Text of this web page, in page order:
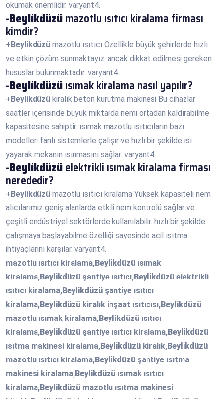
okumak önemlidir. varyant4.
-Beylikdüzümazotlu ısıtıcı kiralama firması
kimdir?
+ Beylikdüzü mazotlu ısıtıcı Özellikle büyük şehirlerde hızlı
ve etkin çözüm sunmaktayız. ancak dikkat edilmesi gereken
hususlar bulunmaktadır. varyant4.
-Beylikdüzüısımak kiralama nasıl yapılır?
+ Beylikdüzü kiralık beton kurutma makinesi Bu cihazlar
saatler içerisinde büyük miktarda nemi ortadan kaldırabilme
kapasitesine sahiptir. ısımak mazotlu ısıtıcıların bazı
modelleri fanlı sistemlerle çalışır ve hızlı bir şekilde ısı
yayarak mekanın ısınmasını sağlar. varyant4.
-Beylikdüzüelektrikli ısımak kiralama firması
nerededir?
+ Beylikdüzü mazotlu ısıtıcı kiralama Yüksek kapasiteli nem
alıcılarımız geniş alanlarda etkili nem kontrolü sağlar ve
çeşitli endüstriyel sektörlerde kullanılabilir. hızlı bir şekilde
çalışmaya başlayabilme özelliği sayesinde acil ısıtma
ihtiyaçlarını karşılar. varyant4.
mazotlu ısıtıcı kiralama,Beylikdüzü ısımak
kiralama,Beylikdüzü şantiye ısıtıcı,Beylikdüzü elektrikli
ısıtıcı kiralama,Beylikdüzü şantiye ısıtıcı
kiralama,Beylikdüzü kiralık inşaat ısıtıcısı,Beylikdüzü
mazotlu ısımak kiralama,Beylikdüzü ısıtıcı
kiralama,Beylikdüzü şantiye ısıtıcı kiralama,Beylikdüzü
ısıtma makinesi kiralama,Beylikdüzü kiralık,Beylikdüzü
mazotlu ısıtıcı kiralama,Beylikdüzü şantiye ısıtma
makinesi kiralama,Beylikdüzü ısımak ısıtıcı
kiralama,Beylikdüzü mazotlu ısıtma makinesi